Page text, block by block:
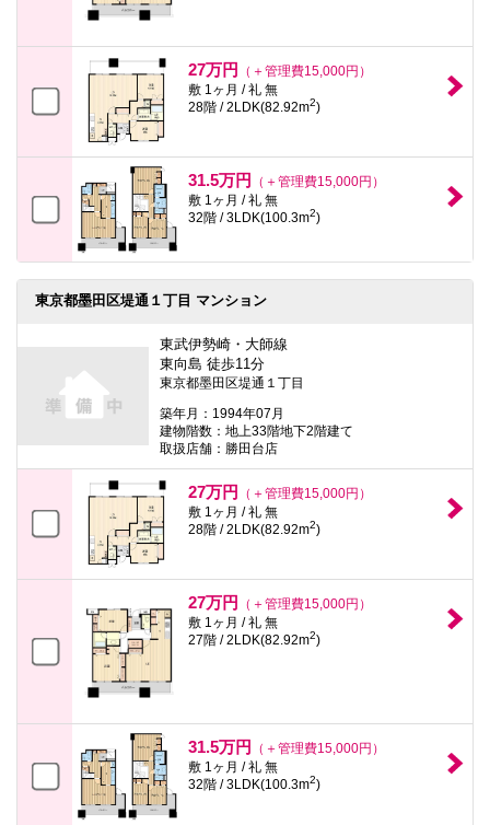
27万円
（＋管理費15,000円）
敷 1ヶ月 / 礼 無
28階 / 2LDK(82.92m2)
31.5万円
（＋管理費15,000円）
敷 1ヶ月 / 礼 無
32階 / 3LDK(100.3m2)
東京都墨田区堤通１丁目 マンション
東武伊勢崎・大師線
東向島 徒歩11分
東京都墨田区堤通１丁目
築年月：1994年07月
建物階数：地上33階地下2階建て
取扱店舗：勝田台店
27万円
（＋管理費15,000円）
敷 1ヶ月 / 礼 無
28階 / 2LDK(82.92m2)
27万円
（＋管理費15,000円）
敷 1ヶ月 / 礼 無
27階 / 2LDK(82.92m2)
31.5万円
（＋管理費15,000円）
敷 1ヶ月 / 礼 無
32階 / 3LDK(100.3m2)